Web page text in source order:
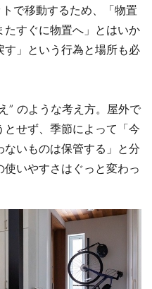
で移動するため、「物置
すぐに物置へ」とはいか
」という行為と場所も必
” のような考え方。屋外で
せず、季節によって「今
いものは保管する」と分
いやすさはぐっと変わっ